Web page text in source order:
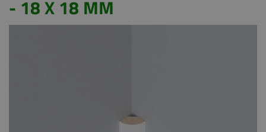
- 18 X 18 MM